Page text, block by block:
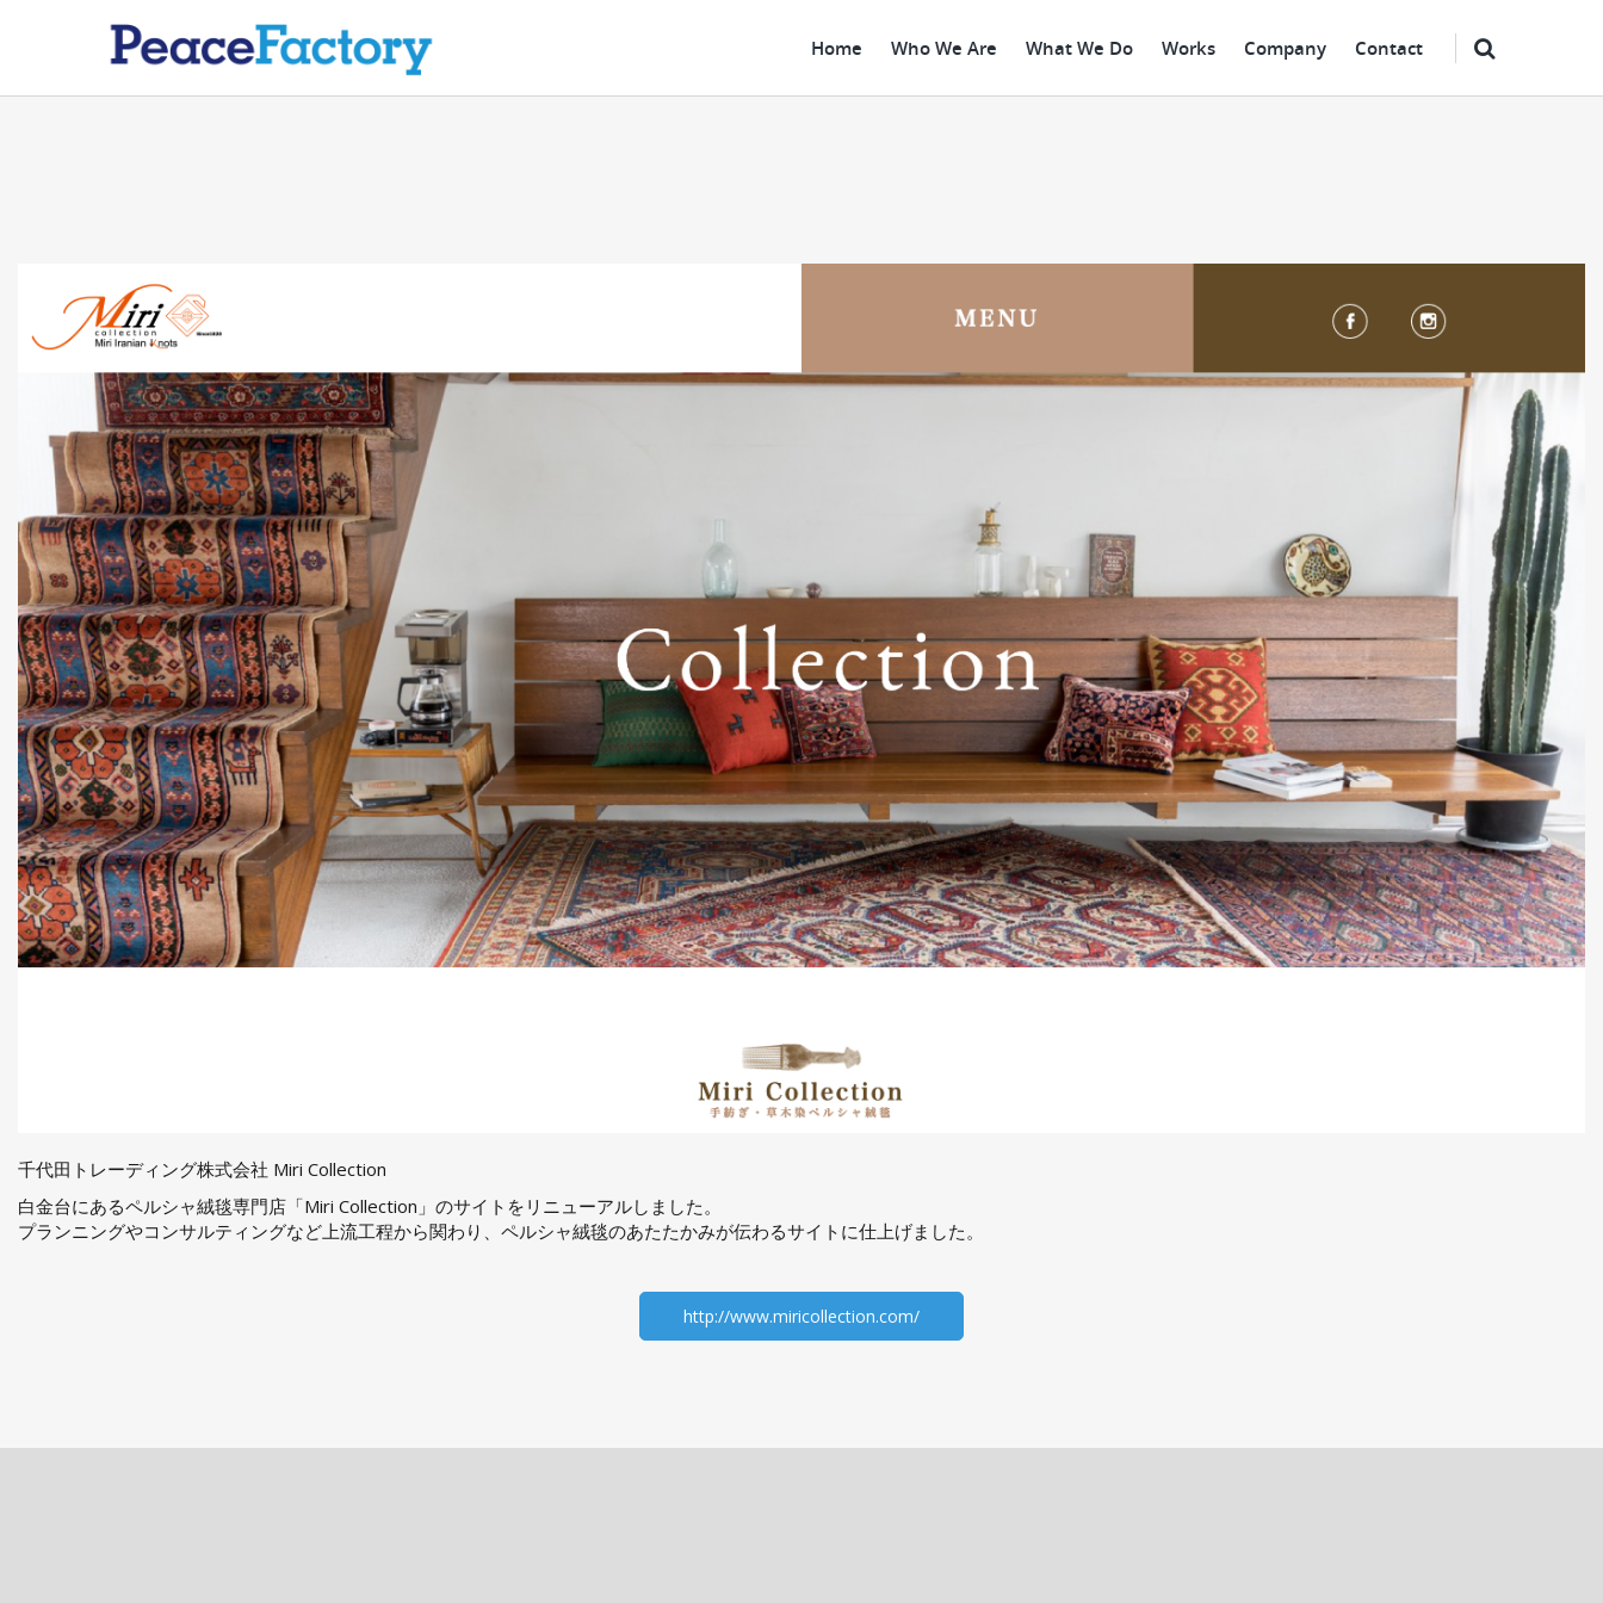
Home Who We Are What We Do Works Company Contact
千代田トレーディング株式会社 Miri Collection
白金台にあるペルシャ絨毯専門店「Miri Collection」のサイトをリニューアルしました。
プランニングやコンサルティングなど上流工程から関わり、ペルシャ絨毯のあたたかみが伝わるサイトに仕上げました。
http://www.miricollection.com/